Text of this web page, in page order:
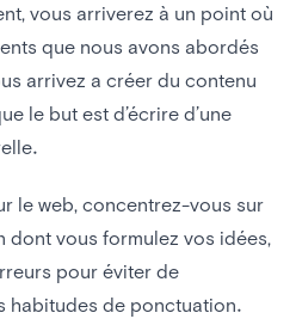
vous arriverez à un point où
que nous avons abordés
arrivez a créer du contenu
le but est d’écrire d’une
le web, concentrez-vous sur
vous formulez vos idées,
pour éviter de
habitudes de ponctuation.